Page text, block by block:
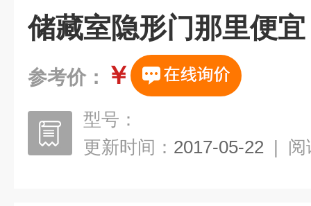
储藏室隐形门那里便宜
参考价： ￥
型号：
更新时间： 2017-05-22 | 阅